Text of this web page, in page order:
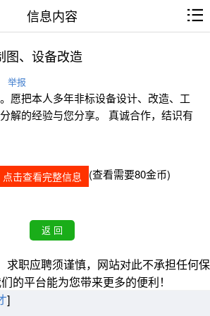
信息内容
图、设备改造
举报
愿把本人多年非标设备设计、改造、工
解的经验与您分享。 真诚合作，结识有
点击查看完整信息 (查看需要80金币)
求职应聘须谨慎，网站对此不承担任何保
的平台能为您带来更多的便利！
]